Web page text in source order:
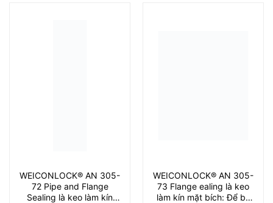
WEICONLOCK® AN 305-
72 Pipe and Flange
Sealing là keo làm kín
WEICONLOCK® AN 305-
73 Flange ealing là keo
làm kín mặt bích: Để bịt